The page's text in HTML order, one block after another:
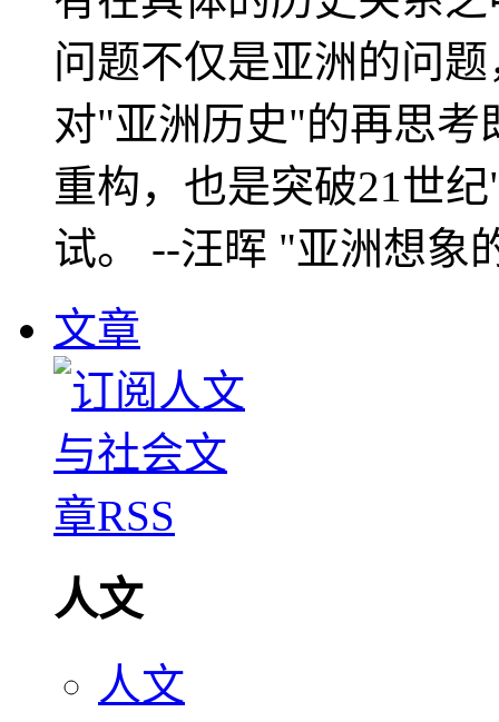
问题不仅是亚洲的问
对"亚洲历史"的再思考
重构，也是突破21世
试。 --汪晖 "亚洲想象
文章
人文
人文